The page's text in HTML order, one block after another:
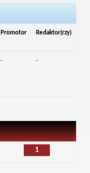
Promotor Redaktor(rzy)
- -
1